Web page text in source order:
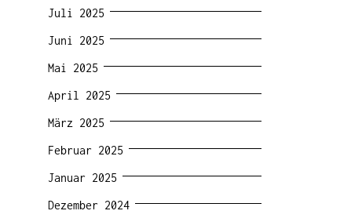
Juli 2025
Juni 2025
Mai 2025
April 2025
März 2025
Februar 2025
Januar 2025
Dezember 2024